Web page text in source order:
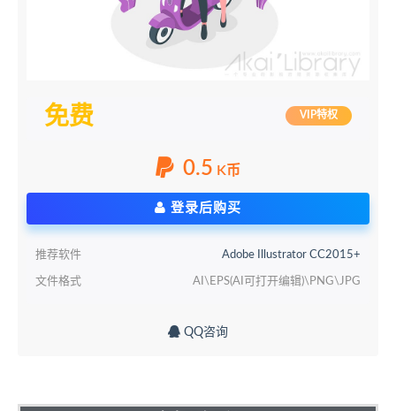
免费 VIP特权
0.5 K币
登录后购买
推荐软件 Adobe Illustrator CC2015+
文件格式 AI\EPS(AI可打开编辑)\PNG\JPG
QQ咨询